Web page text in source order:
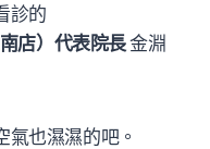
診的
店）代表院長金淵
氣也濕濕的吧。